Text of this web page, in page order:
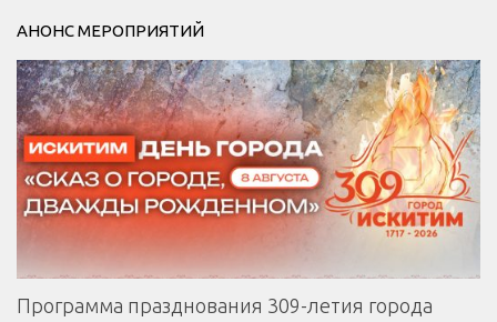
АНОНС МЕРОПРИЯТИЙ
Программа празднования 309-летия города